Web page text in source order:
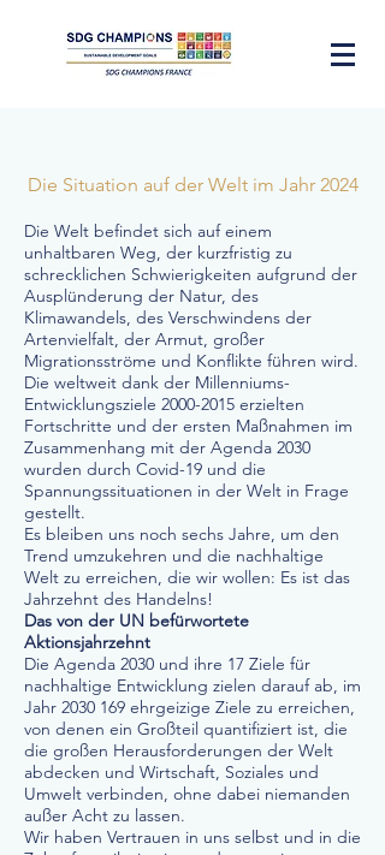
Die Situation auf der Welt im Jahr 2024
Die Welt befindet sich auf einem
unhaltbaren Weg, der kurzfristig zu
schrecklichen Schwierigkeiten aufgrund der
Ausplünderung der Natur, des
Klimawandels, des Verschwindens der
Artenvielfalt, der Armut, großer
Migrationsströme und Konflikte führen wird.
Die weltweit dank der Millenniums-
Entwicklungsziele 2000-2015 erzielten
Fortschritte und der ersten Maßnahmen im
Zusammenhang mit der Agenda 2030
wurden durch Covid-19 und die
Spannungssituationen in der Welt in Frage
gestellt.
Es bleiben uns noch sechs Jahre, um den
Trend umzukehren und die nachhaltige
Welt zu erreichen, die wir wollen: Es ist das
Jahrzehnt des Handelns!
Das von der UN befürwortete
Aktionsjahrzehnt
Die Agenda 2030 und ihre 17 Ziele für
nachhaltige Entwicklung zielen darauf ab, im
Jahr 2030 169 ehrgeizige Ziele zu erreichen,
von denen ein Großteil quantifiziert ist, die
die großen Herausforderungen der Welt
abdecken und Wirtschaft, Soziales und
Umwelt verbinden, ohne dabei niemanden
außer Acht zu lassen.
Wir haben Vertrauen in uns selbst und in die